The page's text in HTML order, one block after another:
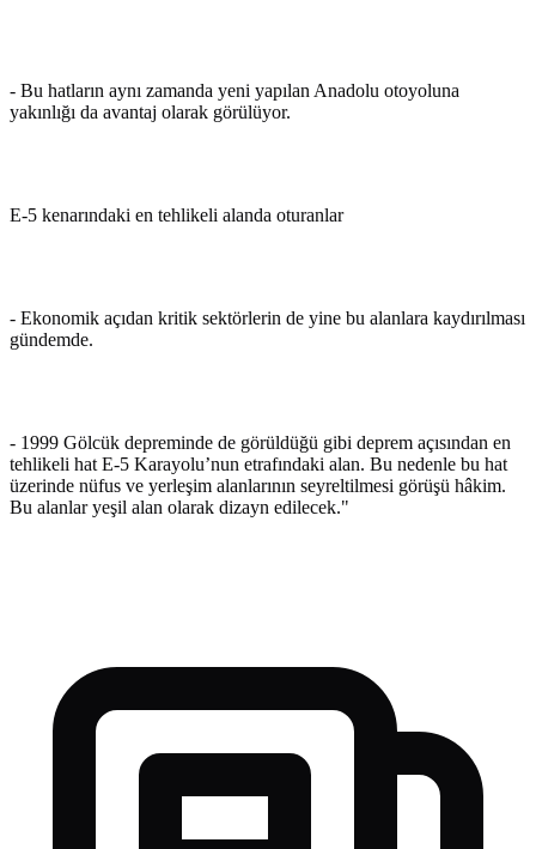
- Bu hatların aynı zamanda yeni yapılan Anadolu otoyoluna
yakınlığı da avantaj olarak görülüyor.
E-5 kenarındaki en tehlikeli alanda oturanlar
- Ekonomik açıdan kritik sektörlerin de yine bu alanlara kaydırılması
gündemde.
- 1999 Gölcük depreminde de görüldüğü gibi deprem açısından en
tehlikeli hat E-5 Karayolu’nun etrafındaki alan. Bu nedenle bu hat
üzerinde nüfus ve yerleşim alanlarının seyreltilmesi görüşü hâkim.
Bu alanlar yeşil alan olarak dizayn edilecek."